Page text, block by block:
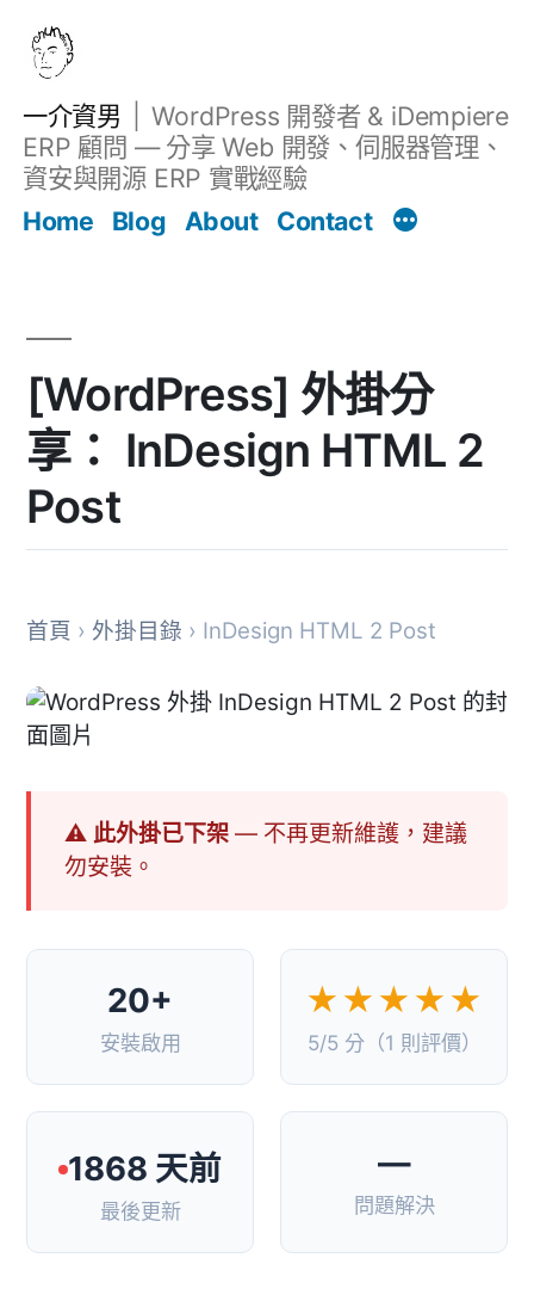
一介資男
WordPress 開發者 & iDempiere
ERP 顧問 — 分享 Web 開發、伺服器管理、
資安與開源 ERP 實戰經驗
Home
Blog About Contact
[WordPress] 外掛分
享： InDesign HTML 2
Post
首頁 › 外掛目錄 › InDesign HTML 2 Post
⚠ 此外掛已下架— 不再更新維護，建議
勿安裝。
20+
安裝啟用
★★★★★
5/5 分（1 則評價）
1868 天前
最後更新
—
問題解決
文章